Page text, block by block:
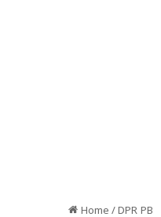
Home / DPR PB